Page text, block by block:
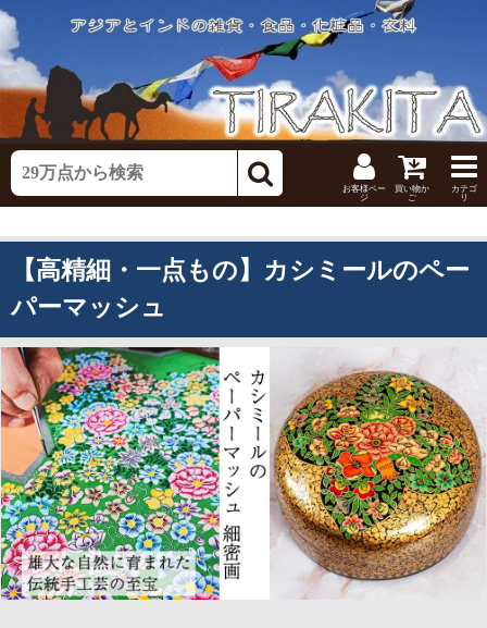
お客様ペー
ジ
買い物か
ご
カテゴ
リ
【高精細・一点もの】カシミールのペー
パーマッシュ